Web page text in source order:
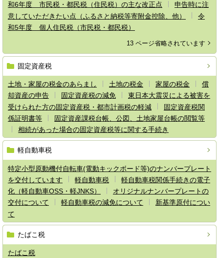
和6年度 市民税・都民税（住民税）の主な改正点
申告時に注
意していただきたい点（ふるさと納税等寄附金控除、他）
令
和5年度 個人住民税（市民税・都民税）
13 ページ省略されています
固定資産税
土地・家屋の税金のあらまし 土地の税金 家屋の税金
償
却資産の申告
固定資産税の減免
東日本大震災による被害を
受けられた方の固定資産税・都市計画税の軽減
固定資産税関
係証明書等
固定資産課税台帳、公図、土地家屋台帳の閲覧等
相続があった場合の固定資産税等に関する手続き
軽自動車税
特定小型原動機付自転車(電動キックボード等)のナンバープレート
を交付しています
軽自動車税
軽自動車税関係手続きの電子
化（軽自動車OSS・軽JNKS）
オリジナルナンバープレートの
交付について
軽自動車税の減免について
新基準原付につい
て
たばこ税
たばこ税